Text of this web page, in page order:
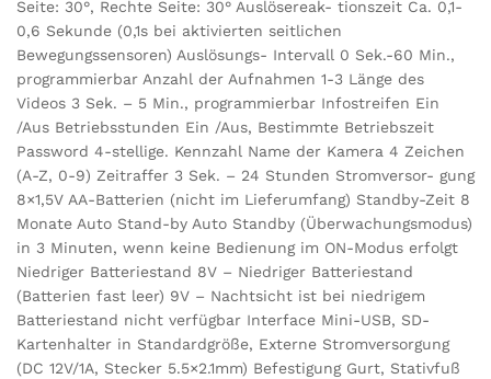
Seite: 30°, Rechte Seite: 30° Auslösereak- tionszeit Ca. 0,1-
0,6 Sekunde (0,1s bei aktivierten seitlichen
Bewegungssensoren) Auslösungs- Intervall 0 Sek.-60 Min.,
programmierbar Anzahl der Aufnahmen 1-3 Länge des
Videos 3 Sek. – 5 Min., programmierbar Infostreifen Ein
/Aus Betriebsstunden Ein /Aus, Bestimmte Betriebszeit
Password 4-stellige. Kennzahl Name der Kamera 4 Zeichen
(A-Z, 0-9) Zeitraffer 3 Sek. – 24 Stunden Stromversor- gung
8×1,5V AA-Batterien (nicht im Lieferumfang) Standby-Zeit 8
Monate Auto Stand-by Auto Standby (Überwachungsmodus)
in 3 Minuten, wenn keine Bedienung im ON-Modus erfolgt
Niedriger Batteriestand 8V – Niedriger Batteriestand
(Batterien fast leer) 9V – Nachtsicht ist bei niedrigem
Batteriestand nicht verfügbar Interface Mini-USB, SD-
Kartenhalter in Standardgröße, Externe Stromversorgung
(DC 12V/1A, Stecker 5.5×2.1mm) Befestigung Gurt, Stativfuß